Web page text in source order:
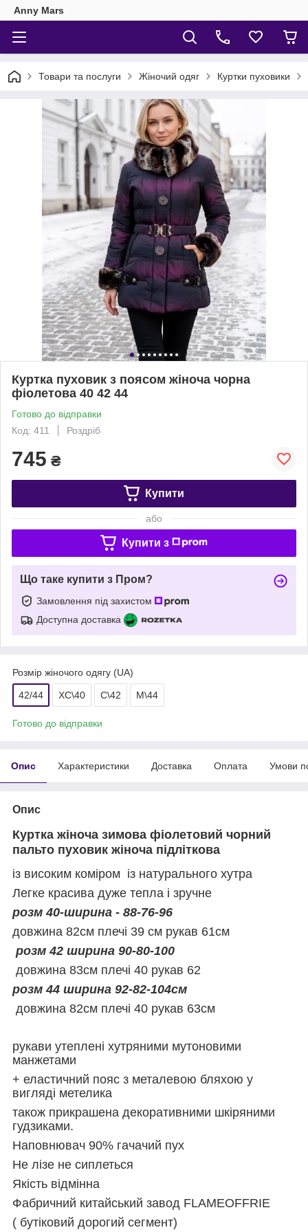
Anny Mars
Товари та послуги Жіночий одяг Куртки пуховики
Куртка пуховик з поясом жіноча чорна
фіолетова 40 42 44
Готово до відправки
Код: 411
Роздріб
745 ₴
Купити
або
Купити з
Що таке купити з Пром?
Замовлення під захистом
Доступна доставка
Розмір жіночого одягу (UA)
42/44 ХС\40 С\42 М\44
Готово до відправки
Опис Характеристики Доставка Оплата Умови
Опис
Куртка жіноча зимова фіолетовий чорний
пальто пуховик жіноча підліткова
із високим коміром із натурального хутра
Легке красива дуже тепла і зручне
розм 40-ширина - 88-76-96
довжина 82см плечі 39 см рукав 61см
розм 42 ширина 90-80-100
довжина 83см плечі 40 рукав 62
розм 44 ширина 92-82-104см
довжина 82см плечі 40 рукав 63см
рукави утеплені хутряними мутоновими
манжетами
+ еластичний пояс з металевою бляхою у
вигляді метелика
також прикрашена декоративними шкіряними
гудзиками.
Наповнювач 90% гачачий пух
Не лізе не сиплеться
Якість відмінна
Фабричний китайський завод FLAMEOFFRIE
( бутіковий дорогий сегмент)